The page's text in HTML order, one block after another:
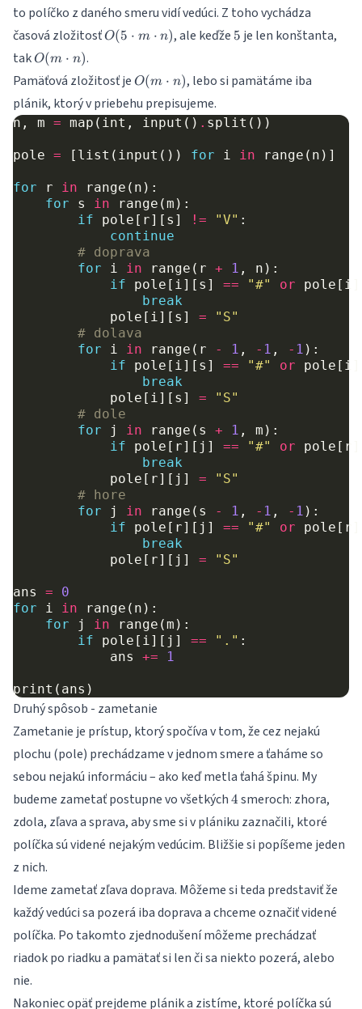
to políčko z daného smeru vidí vedúci. Z toho vychádza
časová zložitosťO(5\cdot
m\cdot
O(5 ⋅ m ⋅ n), ale keďže 5
5 je len konštanta,
takO(m\cdot
O(m ⋅ n).
Pamäťová zložitosť je O(m\cdot
O(m ⋅ n), lebo si pamätáme iba
plánik, ktorý v priebehu prepisujeme.
n , m = map ( int , input () . split ())
pole = [ list ( input ()) for i in range ( n )]
for r in range ( n ):
for
s in range (m ):
if
pole [ r][ s ] != "V" :
continue
# doprava
for
i in range ( r + 1 , n ):
if
pole [ i][ s ] == "#" or pole [ i
break
pole [ i][ s ] =
"S"
# dolava
for
i in range ( r - 1 , - 1 , - 1 ):
if
pole [ i][ s ] == "#" or pole [ i
break
pole [ i][ s ] =
"S"
# dole
for
j in range ( s + 1 , m ):
if
pole [ r][ j ] == "#" or pole [ r
break
pole [ r][ j ] =
"S"
# hore
for
j in range ( s - 1 , - 1 , - 1 ):
if
pole [ r][ j ] == "#" or pole [ r
break
pole [ r][ j ] = "S"
ans =
0
for
i in range ( n ):
for
j in range (m ):
if
pole [ i][ j ] == "." :
ans
+= 1
print ( ans )
Druhý spôsob - zametanie
Zametanie je prístup, ktorý spočíva v tom, že cez nejakú
plochu (pole) prechádzame v jednom smere a ťaháme so
sebou nejakú informáciu – ako keď metla ťahá špinu. My
budeme zametať postupne vo všetkých 4
4 smeroch: zhora,
zdola, zľava a sprava, aby sme si v plániku zaznačili, ktoré
políčka sú videné nejakým vedúcim. Bližšie si popíšeme jeden
z nich.
Ideme zametať zľava doprava. Môžeme si teda predstaviť že
každý vedúci sa pozerá iba doprava a chceme označiť videné
políčka. Po takomto zjednodušení môžeme prechádzať
riadok po riadku a pamätať si len či sa niekto pozerá, alebo
nie.
Nakoniec opäť prejdeme plánik a zistíme, ktoré políčka sú